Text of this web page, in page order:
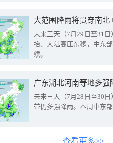
大范围降雨将贯穿南
未来三天（7月29日至31
抬、大陆高压东移，中东
续。
广东湖北河南等地多
未来三天（7月28日至30
带仍多强降雨。本周中东
查看更多>>